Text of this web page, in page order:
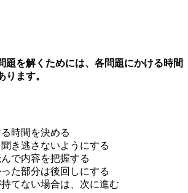
題を解くためには、各問題にかける時間
ります。
時間を決める
き逃さないようにする
で内容を把握する
た部分は後回しにする
てない場合は、次に進む